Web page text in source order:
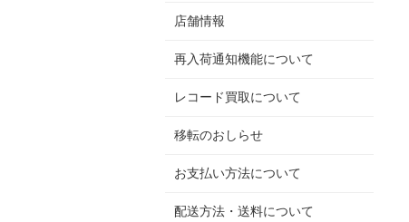
店舗情報
再入荷通知機能について
レコード買取について
移転のおしらせ
お支払い方法について
配送方法・送料について